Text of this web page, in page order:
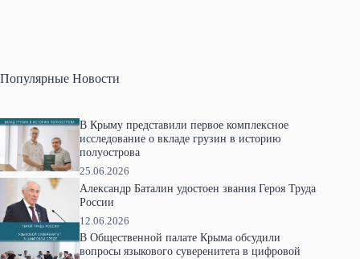
Популярные Новости
В Крыму представили первое комплексное
исследование о вкладе грузин в историю
полуострова
25.06.2026
Александр Баталин удостоен звания Героя Труда
России
12.06.2026
В Общественной палате Крыма обсудили
вопросы языкового суверенитета в цифровой